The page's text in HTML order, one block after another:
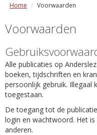
Home Voorwaarden
Voorwaarden
Alle publicaties op
boeken, tijdschriften en
persoonlijk gebruik. Illegaal
toegestaan.
De toegang tot de
login en wachtwoord. Het
anderen.